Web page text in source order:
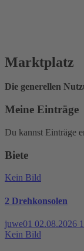
Marktplatz
Die generellen
Meine Einträge
Du kannst Einträge
Biete
Kein Bild
2 Drehkonsolen
juwe01 02.08.2026
Kein Bild